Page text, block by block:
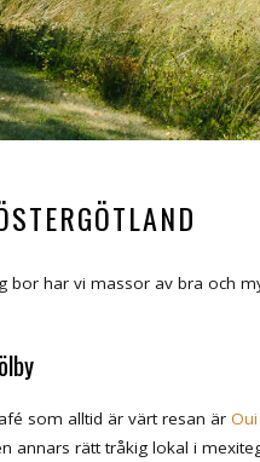
bor har vi massor av bra och
som alltid är värt resan är
annars rätt tråkig lokal i